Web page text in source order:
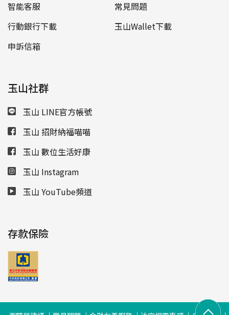
智能客服
常見問題
行動銀行下載
玉山Wallet下載
申訴信箱
玉山社群
玉山 LINE官方帳號
玉山 招財納福喵喵
玉山 數位生活好康
玉山 Instagram
玉山 YouTube頻道
存款保險